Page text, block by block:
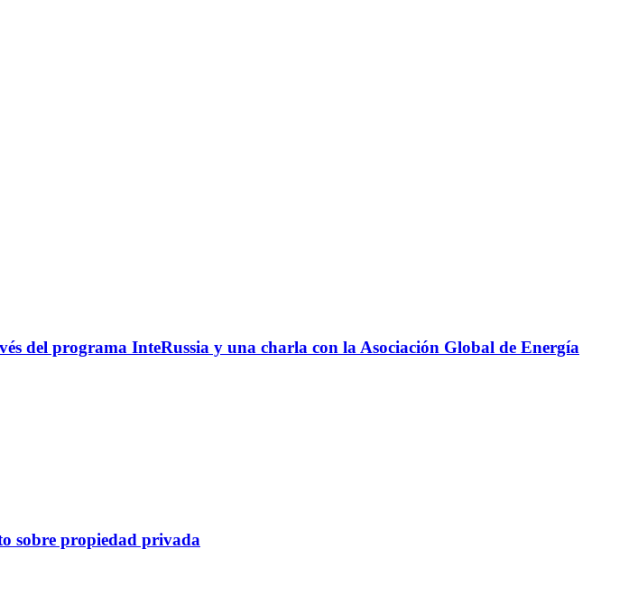
del programa InteRussia y una charla con la Asociación Global de Energía
sobre propiedad privada